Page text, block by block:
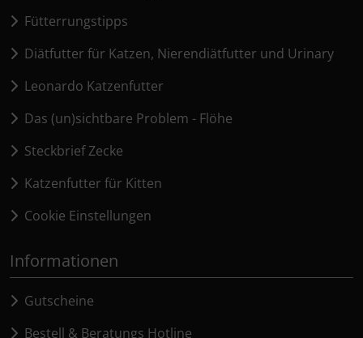
Fütterrungstipps
Diätfutter für Katzen, Nierendiätfutter und Urinary
Leonardo Katzenfutter
Das (un)sichtbare Problem - Flöhe
Steckbrief Zecke
Katzenfutter für Kitten
Cookie Einstellungen
Informationen
Gutscheine
Bestell & Beratungs Hotline